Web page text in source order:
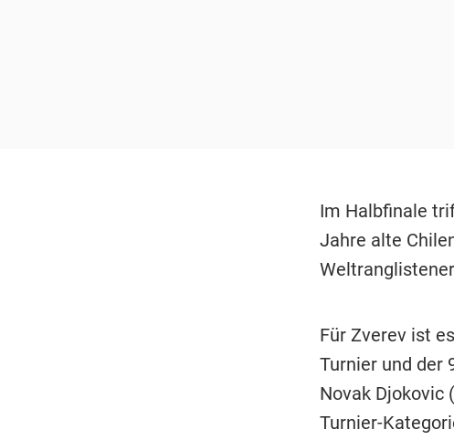
Im Halbfinale
Jahre alte
Für Zverev ist
Turnier und der
Novak Djokovic
Turnier-